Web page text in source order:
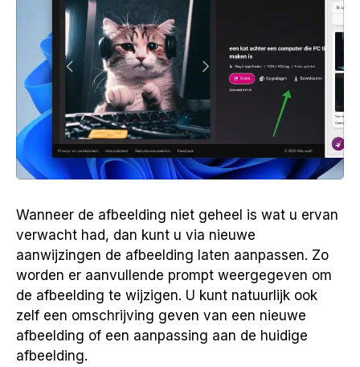
Wanneer de afbeelding niet geheel is wat u ervan
verwacht had, dan kunt u via nieuwe
aanwijzingen de afbeelding laten aanpassen. Zo
worden er aanvullende prompt weergegeven om
de afbeelding te wijzigen. U kunt natuurlijk ook
zelf een omschrijving geven van een nieuwe
afbeelding of een aanpassing aan de huidige
afbeelding.